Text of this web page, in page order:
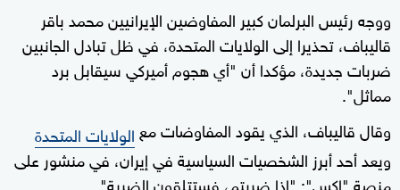
ووجه رئيس البرلمان كبير المفاوضين الإيرانيين محمد باقر
قاليباف، تحذيرا إلى الولايات المتحدة، في ظل تبادل الجانبين
ضربات جديدة، مؤكدا أن "أي هجوم أميركي سيقابل برد
مماثل".
وقال قاليباف، الذي يقود المفاوضات معالولايات المتحدة
ويعد أحد أبرز الشخصيات السياسية في إيران، في منشور على
منصة "إكس": "إذا ضربتم، فستتلقون الضربة".